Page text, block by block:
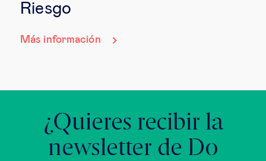
Riesgo
Más información
¿Quieres recibir la
newsletter de Do